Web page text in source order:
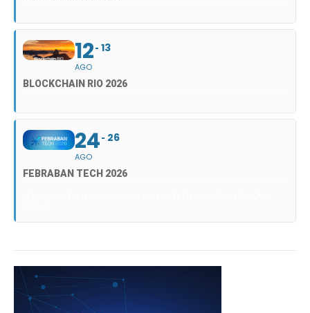
12
AGO
13
BLOCKCHAIN RIO 2026
24
AGO
26
FEBRABAN TECH 2026